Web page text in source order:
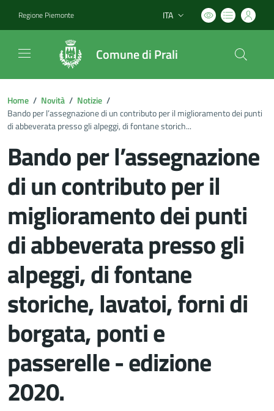
Regione Piemonte Lingua attiva:
ITA
Comune di Prali
Home / Novità / Notizie /
Bando per l’assegnazione di un contributo per il miglioramento dei punti
di abbeverata presso gli alpeggi, di fontane storich...
Bando per l’assegnazione
di un contributo per il
miglioramento dei punti
di abbeverata presso gli
alpeggi, di fontane
storiche, lavatoi, forni di
borgata, ponti e
passerelle - edizione
2020.